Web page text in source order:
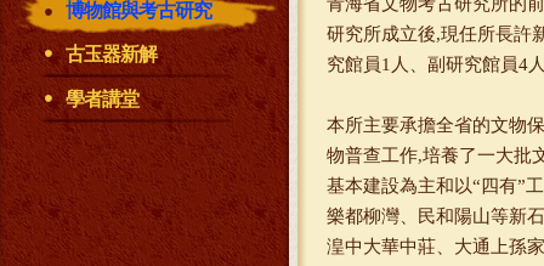
博物館與考古研究
古玉器新解
學者講堂
研究所成立後,現任所長許
究館員1人、副研究館員4
本所主要承擔全省的文物
物普查工作,培養了一大批
基本建設為主和以“四有”
樂都柳灣、民和陽山等新
湟中大華中莊、大通上孫